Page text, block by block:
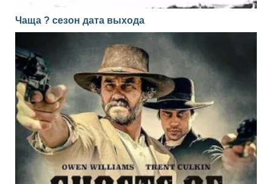
Чаща ? сезон дата выхода